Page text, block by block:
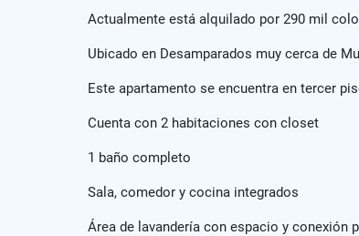
Actualmente está alquilado por 290 mil
Ubicado en Desamparados muy cerca de
Este apartamento se encuentra en tercer
Cuenta con 2 habitaciones con closet
1 baño completo
Sala, comedor y cocina integrados
Área de lavandería con espacio y conexión